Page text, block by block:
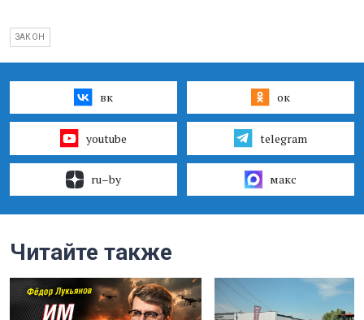
ЗАКОН
вк ок
youtube telegram
ru–by макс
Читайте также